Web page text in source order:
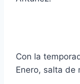
Con la
Enero, salta de